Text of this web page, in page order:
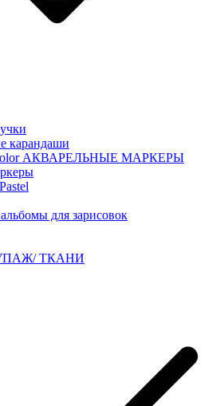
карандаши
АКВАРЕЛЬНЫЕ МАРКЕРЫ
для зарисовок
ТКАНИ